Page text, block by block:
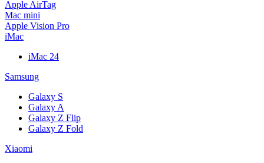
Apple AirTag
Mac mini
Apple Vision Pro
iMac
iMac 24
Samsung
Galaxy S
Galaxy A
Galaxy Z Flip
Galaxy Z Fold
Xiaomi